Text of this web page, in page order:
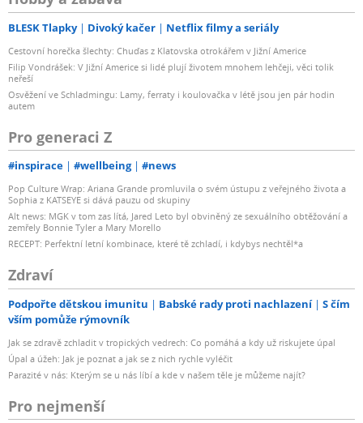
BLESK Tlapky Divoký kačer Netflix filmy a seriály
Cestovní horečka šlechty: Chuďas z Klatovska otrokářem v Jižní Americe
Filip Vondrášek: V Jižní Americe si lidé plují životem mnohem lehčeji, věci tolik
neřeší
Osvěžení ve Schladmingu: Lamy, ferraty i koulovačka v létě jsou jen pár hodin
autem
Pro generaci Z
#inspirace #wellbeing #news
Pop Culture Wrap: Ariana Grande promluvila o svém ústupu z veřejného života a
Sophia z KATSEYE si dává pauzu od skupiny
Alt news: MGK v tom zas lítá, Jared Leto byl obviněný ze sexuálního obtěžování a
zemřely Bonnie Tyler a Mary Morello
RECEPT: Perfektní letní kombinace, které tě zchladí, i kdybys nechtěl*a
Zdraví
Podpořte dětskou imunitu Babské rady proti nachlazení
S čím
vším pomůže rýmovník
Jak se zdravě zchladit v tropických vedrech: Co pomáhá a kdy už riskujete úpal
Úpal a úžeh: Jak je poznat a jak se z nich rychle vyléčit
Parazité v nás: Kterým se u nás líbí a kde v našem těle je můžeme najít?
Pro nejmenší